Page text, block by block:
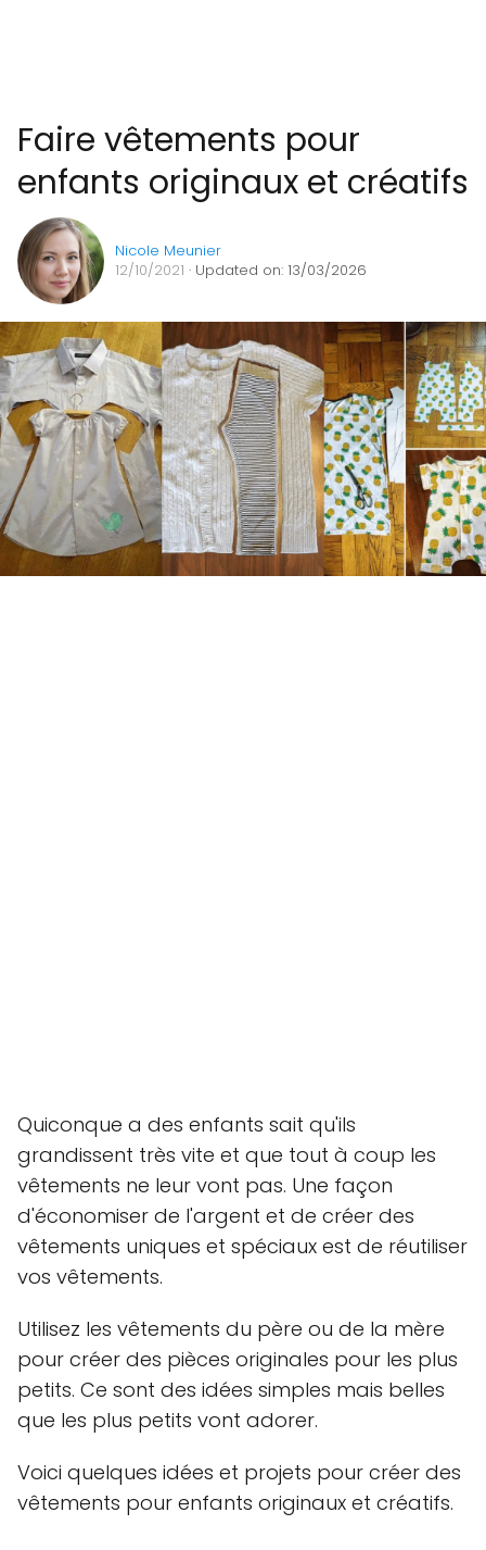
Faire vêtements pour
enfants originaux et créatifs
Nicole Meunier
12/10/2021 · Updated on: 13/03/2026
Quiconque a des enfants sait qu'ils
grandissent très vite et que tout à coup les
vêtements ne leur vont pas. Une façon
d'économiser de l'argent et de créer des
vêtements uniques et spéciaux est de réutiliser
vos vêtements.
Utilisez les vêtements du père ou de la mère
pour créer des pièces originales pour les plus
petits. Ce sont des idées simples mais belles
que les plus petits vont adorer.
Voici quelques idées et projets pour créer des
vêtements pour enfants originaux et créatifs.